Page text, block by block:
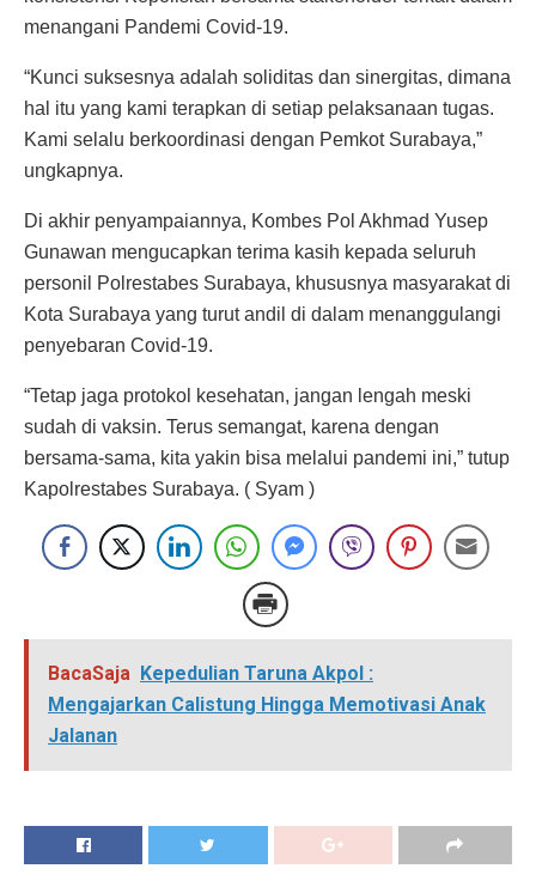
menangani Pandemi Covid-19.
“Kunci suksesnya adalah soliditas dan sinergitas, dimana
hal itu yang kami terapkan di setiap pelaksanaan tugas.
Kami selalu berkoordinasi dengan Pemkot Surabaya,”
ungkapnya.
Di akhir penyampaiannya, Kombes Pol Akhmad Yusep
Gunawan mengucapkan terima kasih kepada seluruh
personil Polrestabes Surabaya, khususnya masyarakat di
Kota Surabaya yang turut andil di dalam menanggulangi
penyebaran Covid-19.
“Tetap jaga protokol kesehatan, jangan lengah meski
sudah di vaksin. Terus semangat, karena dengan
bersama-sama, kita yakin bisa melalui pandemi ini,” tutup
Kapolrestabes Surabaya. ( Syam )
BacaSaja Kepedulian Taruna Akpol :
Mengajarkan Calistung Hingga Memotivasi Anak
Jalanan